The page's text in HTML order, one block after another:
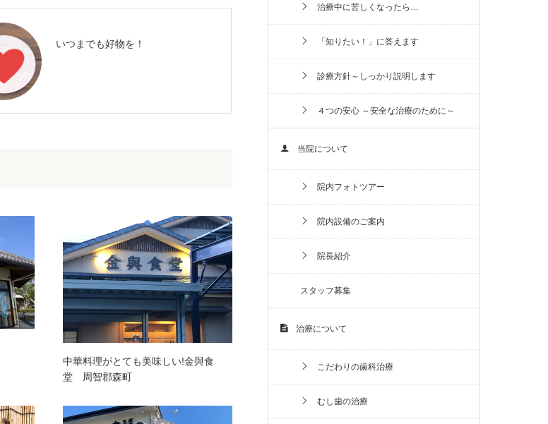
いつまでも好物を！
中華料理がとても美味しい!金與食
堂 周智郡森町
治療中に苦しくなったら…
「知りたい！」に答えます
診療方針～しっかり説明します
４つの安心 ～安全な治療のために～
当院について
院内フォトツアー
院内設備のご案内
院長紹介
スタッフ募集
治療について
こだわりの歯科治療
むし歯の治療